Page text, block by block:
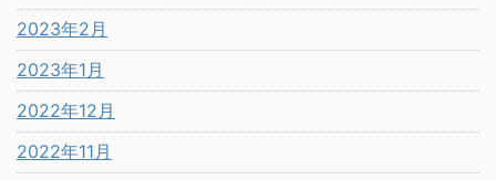
2023年2月
2023年1月
2022年12月
2022年11月